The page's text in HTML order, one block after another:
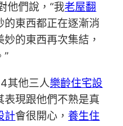
他們說，“我老屋翻
的東西都正在逐漸消
妙的東西再次集結，
”
其他三人樂齡住宅設
表現跟他們不熟是真
計會很開心，養生住